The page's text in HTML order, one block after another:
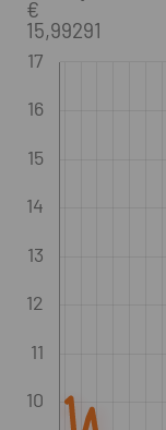
€
15,99291
10
11
12
13
14
15
16
17